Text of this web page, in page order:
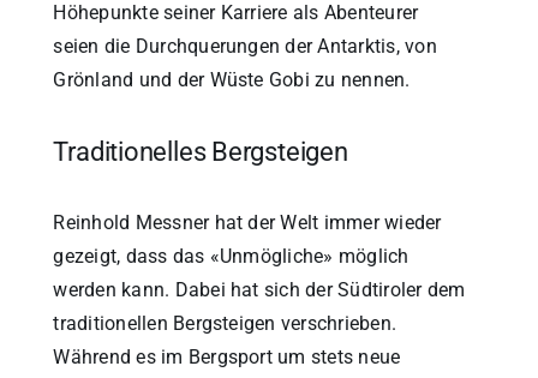
Höhepunkte seiner Karriere als Abenteurer
seien die Durchquerungen der Antarktis, von
Grönland und der Wüste Gobi zu nennen.
Traditionelles Bergsteigen
Reinhold Messner hat der Welt immer wieder
gezeigt, dass das «Unmögliche» möglich
werden kann. Dabei hat sich der Südtiroler dem
traditionellen Bergsteigen verschrieben.
Während es im Bergsport um stets neue